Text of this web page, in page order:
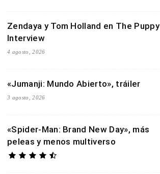
Zendaya y Tom Holland en The Puppy
Interview
4 agosto, 2026
«Jumanji: Mundo Abierto», tráiler
3 agosto, 2026
«Spider-Man: Brand New Day», más
peleas y menos multiverso